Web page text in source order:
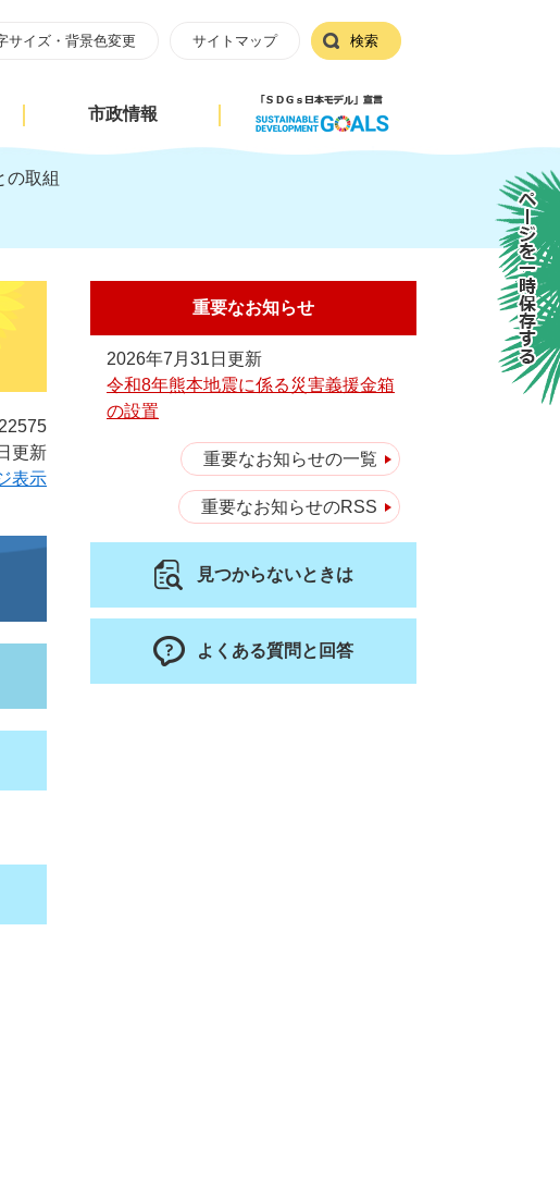
サイズ・背景色変更 サイトマップ 検索
市政情報
の取組
更新
表示
重要なお知らせ
2026年7月31日更新
令和8年熊本地震に係る災害義援金箱
の設置
重要なお知らせの一覧
重要なお知らせのRSS
見つからないときは
よくある質問と回答
ページを一時保存する